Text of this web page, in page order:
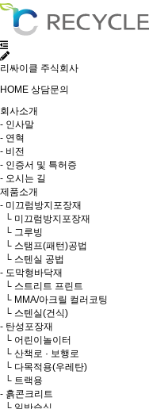
리싸이클 주식회사
HOME 상담문의
회사소개
- 인사말
- 연혁
- 비전
- 인증서 및 특허증
- 오시는 길
제품소개
- 미끄럼방지포장재
└ 미끄럼방지포장재
└ 그루빙
└ 스탬프(패턴)공법
└ 스텐실 공법
- 도막형바닥재
└ 스트리트 프린트
└ MMA/아크릴 컬러코팅
└ 스텐실(건식)
- 탄성포장재
└ 어린이놀이터
└ 산책로 · 보행로
└ 다목적용(우레탄)
└ 트랙용
- 흙콘크리트